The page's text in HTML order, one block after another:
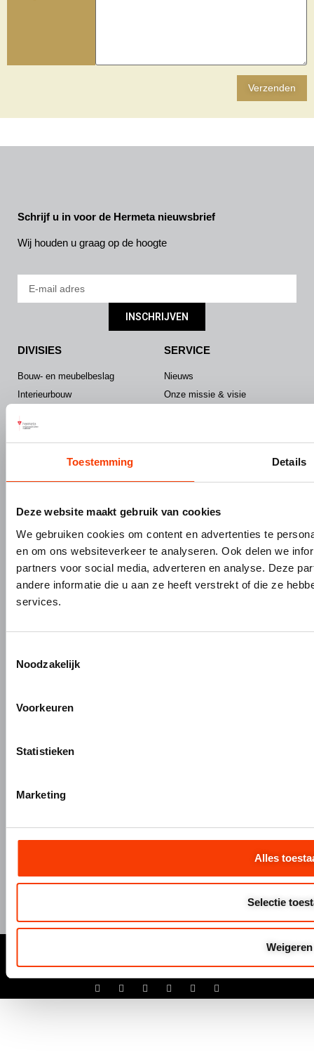
Toestemming Details
Deze website maakt gebruik van cookies
We gebruiken cookies om content en advertenties te
en om ons websiteverkeer te analyseren. Ook delen we
partners voor social media, adverteren en analyse. Deze
andere informatie die u aan ze heeft verstrekt of die ze
services.
Noodzakelijk
Voorkeuren
Statistieken
Marketing
Alles
Selectie
Weigeren
Schrijf u in voor de Hermeta nieuwsbrief
Wij houden u graag op de hoogte
INSCHRIJVEN
DIVISIES
Bouw- en meubelbeslag
Interieurbouw
Over Hermeta
SERVICE
Nieuws
Onze missie & visie
Lockers & garderobekasten
Sanitaire scheidingswanden
Maatwerk interieurbouw
HerboKern
HerboTop
Engineering en 3D tekenen
info@hermeta.nl
1e Industrieweg 1 4147 CR Asperen
Privacyverklaring
Cookiebeleid